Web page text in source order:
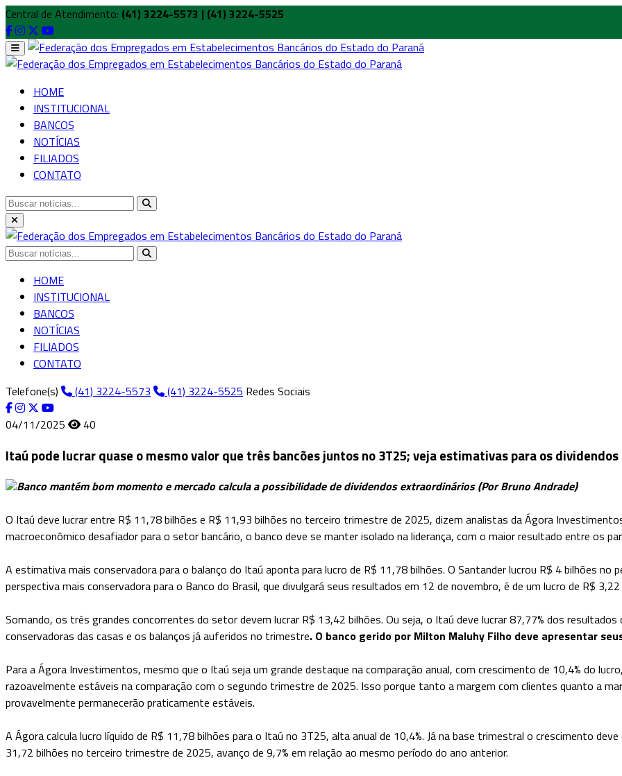
Central de Atendimento: (41) 3224-5573 | (41) 3224-5525
HOME
INSTITUCIONAL
BANCOS
NOTÍCIAS
FILIADOS
CONTATO
HOME
INSTITUCIONAL
BANCOS
NOTÍCIAS
FILIADOS
CONTATO
Telefone(s)
(41) 3224-5573 (41) 3224-5525 Redes Sociais
04/11/2025
40
Itaú pode lucrar quase o mesmo valor que três bancões juntos no 3T25; veja estimativas para os dividendos
Banco mantém bom momento e mercado calcula a possibilidade de dividendos extraordinários (Por Bruno Andrade)
O Itaú deve lucrar entre R$ 11,78 bilhões e R$ 11,93 bilhões no terceiro trimestre de 2025, dizem analistas da Ágora
macroeconômico desafiador para o setor bancário, o banco deve se manter isolado na liderança, com o maior resultado entre os
A estimativa mais conservadora para o balanço do Itaú aponta para lucro de R$ 11,78 bilhões. O Santander lucrou R$ 4 bilhões no
perspectiva mais conservadora para o Banco do Brasil, que divulgará seus resultados em 12 de novembro, é de um lucro de R$ 3,22
Somando, os três grandes concorrentes do setor devem lucrar R$ 13,42 bilhões. Ou seja, o Itaú deve lucrar 87,77% dos
conservadoras das casas e os balanços já auferidos no trimestre. O banco gerido por Milton Maluhy Filho deve apresentar
Para a Ágora Investimentos, mesmo que o Itaú seja um grande destaque na comparação anual, com crescimento de 10,4% do
razoavelmente estáveis na comparação com o segundo trimestre de 2025. Isso porque tanto a margem com clientes quanto a
provavelmente permanecerão praticamente estáveis.
A Ágora calcula lucro líquido de R$ 11,78 bilhões para o Itaú no 3T25, alta anual de 10,4%. Já na base trimestral o crescimento
31,72 bilhões no terceiro trimestre de 2025, avanço de 9,7% em relação ao mesmo período do ano anterior.